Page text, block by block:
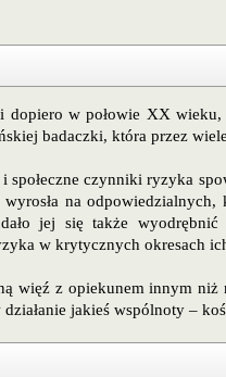
dopiero w połowie XX
badaczki, która przez
społeczne czynniki ryzyka
na
jej się także
w krytycznych okresach
więź z opiekunem innym
jakieś wspólnoty –